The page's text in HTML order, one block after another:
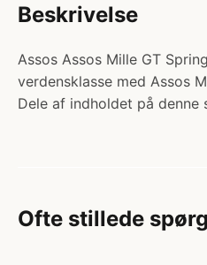
Beskrivelse
Assos Assos Mille GT
verdensklasse med Assos
Dele af indholdet på
Ofte stillede